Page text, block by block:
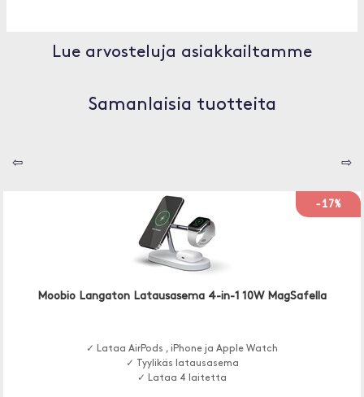
Lue arvosteluja asiakkailtamme
Samanlaisia tuotteita
⇦ ⇨
-17%
Moobio Langaton Latausasema 4-in-1 10W MagSafella
✓ Lataa AirPods , iPhone ja Apple Watch
✓ Tyylikäs latausasema
✓ Lataa 4 laitetta